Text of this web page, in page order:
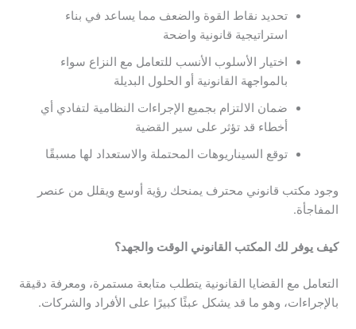
تحديد نقاط القوة والضعف مما يساعد في بناء
استراتيجية قانونية واضحة
اختيار الأسلوب الأنسب للتعامل مع النزاع سواء
بالمواجهة القانونية أو الحلول البديلة
ضمان الالتزام بجميع الإجراءات النظامية لتفادي أي
أخطاء قد تؤثر على سير القضية
توقع السيناريوهات المحتملة والاستعداد لها مسبقًا
وجود مكتب قانوني محترف يمنحك رؤية أوسع ويقلل من عنصر
المفاجأة.
كيف يوفر لك المكتب القانوني الوقت والجهد؟
التعامل مع القضايا القانونية يتطلب متابعة مستمرة، ومعرفة دقيقة
بالإجراءات، وهو ما قد يشكل عبئًا كبيرًا على الأفراد والشركات.